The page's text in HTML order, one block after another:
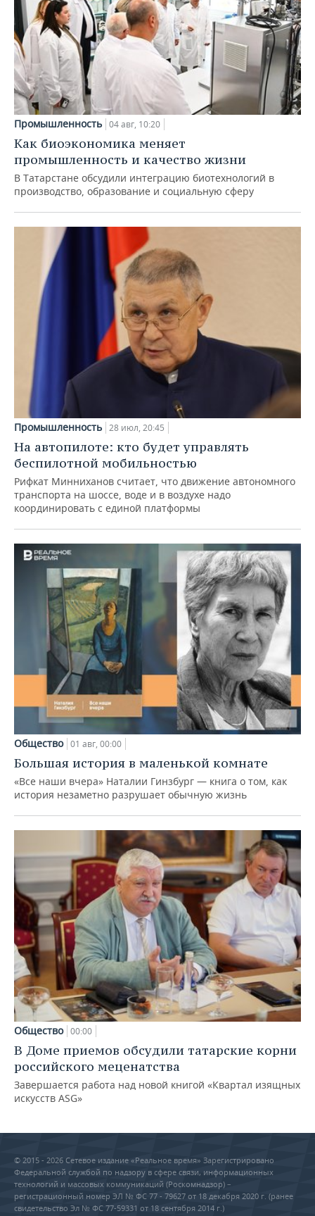
Промышленность 04 авг, 10:20
Как биоэкономика меняет
промышленность и качество жизни
В Татарстане обсудили интеграцию биотехнологий в
производство, образование и социальную сферу
Промышленность 28 июл, 20:45
На автопилоте: кто будет управлять
беспилотной мобильностью
Рифкат Минниханов считает, что движение автономного
транспорта на шоссе, воде и в воздухе надо
координировать с единой платформы
Общество 01 авг, 00:00
Большая история в маленькой комнате
«Все наши вчера» Наталии Гинзбург — книга о том, как
история незаметно разрушает обычную жизнь
Общество 00:00
В Доме приемов обсудили татарские корни
российского меценатства
Завершается работа над новой книгой «Квартал изящных
искусств ASG»
© 2015 - 2026 Сетевое издание «Реальное время» Зарегистрировано
Федеральной службой по надзору в сфере связи, информационных
технологий и массовых коммуникаций (Роскомнадзор) –
регистрационный номер ЭЛ № ФС 77 - 79627 от 18 декабря 2020 г. (ранее
свидетельство Эл № ФС 77-59331 от 18 сентября 2014 г.)